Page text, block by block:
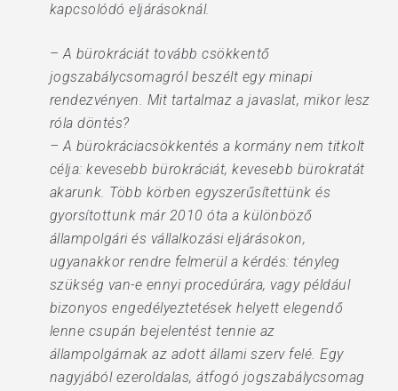
kapcsolódó eljárásoknál.
– A bürokráciát tovább csökkentő
jogszabálycsomagról beszélt egy minapi
rendezvényen. Mit tartalmaz a javaslat, mikor lesz
róla döntés?
– A bürokráciacsökkentés a kormány nem titkolt
célja: kevesebb bürokráciát, kevesebb bürokratát
akarunk. Több körben egyszerűsítettünk és
gyorsítottunk már 2010 óta a különböző
állampolgári és vállalkozási eljárásokon,
ugyanakkor rendre felmerül a kérdés: tényleg
szükség van-e ennyi procedúrára, vagy például
bizonyos engedélyeztetések helyett elegendő
lenne csupán bejelentést tennie az
állampolgárnak az adott állami szerv felé. Egy
nagyjából ezeroldalas, átfogó jogszabálycsomag